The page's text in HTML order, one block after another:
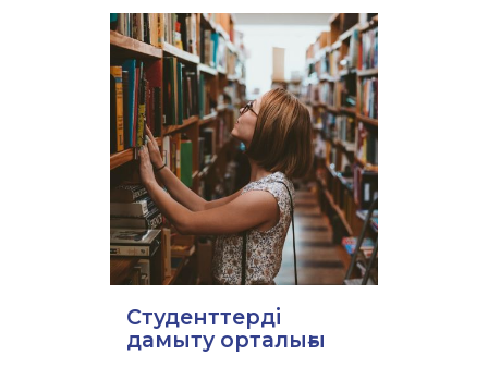
Студенттерді
дамыту орталығы